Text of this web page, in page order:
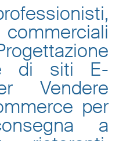
di siti E-
Vendere
per
a